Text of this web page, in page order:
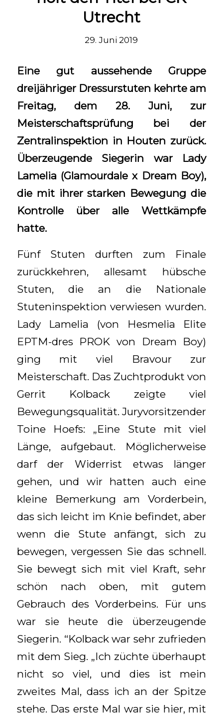
Utrecht
29. Juni 2019
Eine gut aussehende Gruppe
dreijähriger Dressurstuten kehrte am
Freitag, dem 28. Juni, zur
Meisterschaftsprüfung bei der
Zentralinspektion in Houten zurück.
Überzeugende Siegerin war Lady
Lamelia (Glamourdale x Dream Boy),
die mit ihrer starken Bewegung die
Kontrolle über alle Wettkämpfe
hatte.
Fünf Stuten durften zum Finale
zurückkehren, allesamt hübsche
Stuten, die an die Nationale
Stuteninspektion verwiesen wurden.
Lady Lamelia (von Hesmelia Elite
EPTM-dres PROK von Dream Boy)
ging mit viel Bravour zur
Meisterschaft. Das Zuchtprodukt von
Gerrit Kolback zeigte viel
Bewegungsqualität. Juryvorsitzender
Toine Hoefs: „Eine Stute mit viel
Länge, aufgebaut. Möglicherweise
darf der Widerrist etwas länger
gehen, und wir hatten auch eine
kleine Bemerkung am Vorderbein,
das sich leicht im Knie befindet, aber
wenn die Stute anfängt, sich zu
bewegen, vergessen Sie das schnell.
Sie bewegt sich mit viel Kraft, sehr
schön nach oben, mit gutem
Gebrauch des Vorderbeins. Für uns
war sie heute die überzeugende
Siegerin. “Kolback war sehr zufrieden
mit dem Sieg. „Ich züchte überhaupt
nicht so viel, und dies ist mein
zweites Mal, dass ich an der Spitze
stehe. Das erste Mal war sie hier, mit